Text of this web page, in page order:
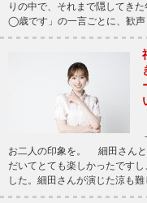
りの中で、それまで隠してき
◯歳です」の一言ごとに、歓
お二人の印象を。 細田さんと
だいてとても楽しかったです
した。細田さんが演じた涼も